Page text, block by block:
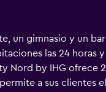
un gimnasio y un
las 24
Nord by IHG
a sus clientes